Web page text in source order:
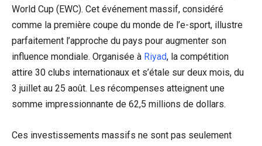
World Cup (EWC). Cet événement massif, considéré
comme la première coupe du monde de l’e-sport, illustre
parfaitement l’approche du pays pour augmenter son
influence mondiale. Organisée à Riyad, la compétition
attire 30 clubs internationaux et s’étale sur deux mois, du
3 juillet au 25 août. Les récompenses atteignent une
somme impressionnante de 62,5 millions de dollars.
Ces investissements massifs ne sont pas seulement